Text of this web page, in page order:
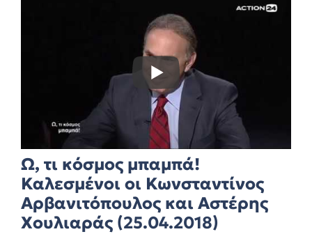
Ω, τι κόσμος μπαμπά!
Καλεσμένοι οι Κωνσταντίνος
Αρβανιτόπουλος και Αστέρης
Χουλιαράς (25.04.2018)